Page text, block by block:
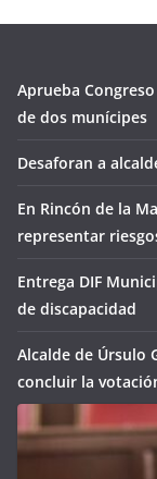
Aprueba
de dos munícipes
Desaforan a
En Rincón de la
representar
Entrega DIF
de discapacidad
Alcalde de Úrsulo
concluir la